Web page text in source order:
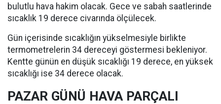
bulutlu hava hakim olacak. Gece ve sabah saatlerinde
sıcaklık 19 derece civarında ölçülecek.
Gün içerisinde sıcaklığın yükselmesiyle birlikte
termometrelerin 34 dereceyi göstermesi bekleniyor.
Kentte günün en düşük sıcaklığı 19 derece, en yüksek
sıcaklığı ise 34 derece olacak.
PAZAR GÜNÜ HAVA PARÇALI